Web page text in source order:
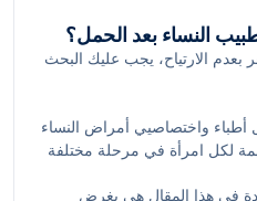
الارتياح، يجب عليك البحث
أطباء واختصاصيي أمراض النساء
لكل امرأة في مرحلة مختلفة
في هذا المقال هي بغرض